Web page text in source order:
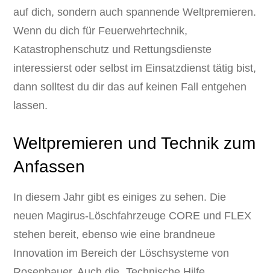
auf dich, sondern auch spannende Weltpremieren.
Wenn du dich für Feuerwehrtechnik,
Katastrophenschutz und Rettungsdienste
interessierst oder selbst im Einsatzdienst tätig bist,
dann solltest du dir das auf keinen Fall entgehen
lassen.
Weltpremieren und Technik zum
Anfassen
In diesem Jahr gibt es einiges zu sehen. Die
neuen Magirus-Löschfahrzeuge CORE und FLEX
stehen bereit, ebenso wie eine brandneue
Innovation im Bereich der Löschsysteme von